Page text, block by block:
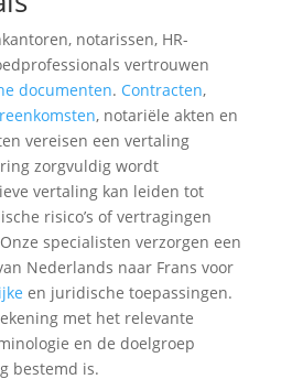
notarissen, HR-
vertrouwen
documenten. Contracten,
, notariële akten en
vereisen een vertaling
zorgvuldig wordt
vertaling kan leiden tot
risico’s of vertragingen
specialisten verzorgen een
Nederlands naar Frans voor
en juridische toepassingen.
met het relevante
en de doelgroep
bestemd is.